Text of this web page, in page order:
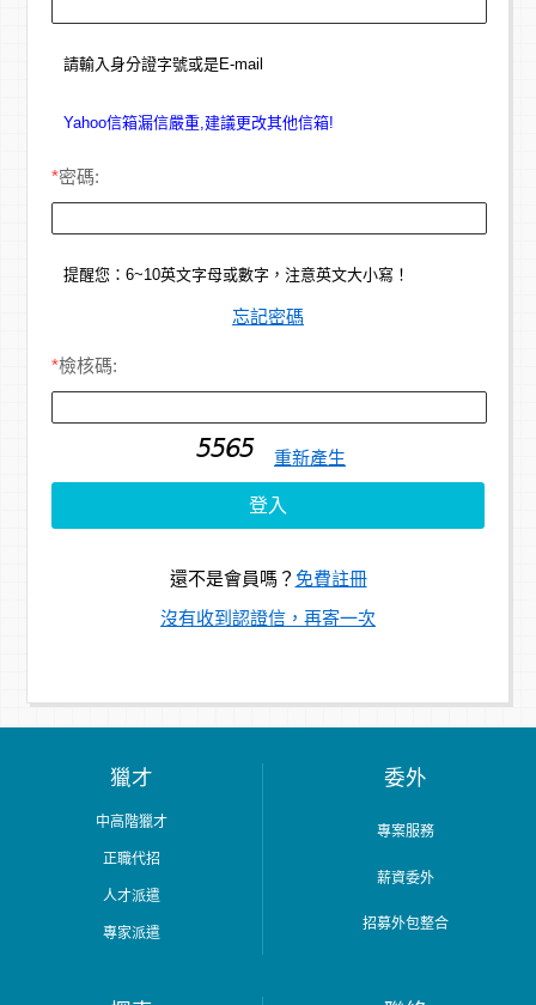
請輸入身分證字號或是E-mail
Yahoo信箱漏信嚴重,建議更改其他信箱!
*密碼:
提醒您：6~10英文字母或數字，注意英文大小寫！
忘記密碼
*檢核碼:
重新產生
還不是會員嗎？ 免費註冊
沒有收到認證信，再寄一次
獵才
中高階獵才
正職代招
人才派遣
專家派遣
委外
專案服務
薪資委外
招募外包整合